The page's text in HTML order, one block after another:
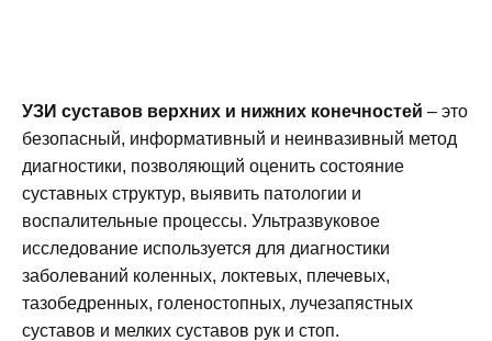
УЗИ суставов верхних и нижних конечностей – это
безопасный, информативный и неинвазивный метод
диагностики, позволяющий оценить состояние
суставных структур, выявить патологии и
воспалительные процессы. Ультразвуковое
исследование используется для диагностики
заболеваний коленных, локтевых, плечевых,
тазобедренных, голеностопных, лучезапястных
суставов и мелких суставов рук и стоп.